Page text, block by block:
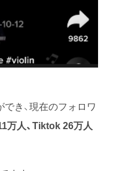
き、現在のフォロワ
万人、Tiktok 26万人